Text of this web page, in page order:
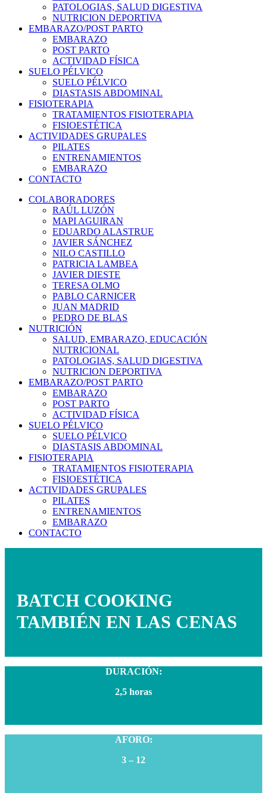
PATOLOGIAS, SALUD DIGESTIVA
NUTRICION DEPORTIVA
EMBARAZO/POST PARTO
EMBARAZO
POST PARTO
ACTIVIDAD FÍSICA
SUELO PÉLVICO
SUELO PÉLVICO
DIASTASIS ABDOMINAL
FISIOTERAPIA
TRATAMIENTOS FISIOTERAPIA
FISIOESTÉTICA
ACTIVIDADES GRUPALES
PILATES
ENTRENAMIENTOS
EMBARAZO
CONTACTO
COLABORADORES
RAÚL LUZÓN
MAPI AGUIRAN
EDUARDO ALASTRUE
JAVIER SÁNCHEZ
NILO CASTILLO
PATRICIA LAMBEA
JAVIER DIESTE
TERESA OLMO
PABLO CARNICER
JUAN MADRID
PEDRO DE BLAS
NUTRICIÓN
SALUD, EMBARAZO, EDUCACIÓN
NUTRICIONAL
PATOLOGIAS, SALUD DIGESTIVA
NUTRICION DEPORTIVA
EMBARAZO/POST PARTO
EMBARAZO
POST PARTO
ACTIVIDAD FÍSICA
SUELO PÉLVICO
SUELO PÉLVICO
DIASTASIS ABDOMINAL
FISIOTERAPIA
TRATAMIENTOS FISIOTERAPIA
FISIOESTÉTICA
ACTIVIDADES GRUPALES
PILATES
ENTRENAMIENTOS
EMBARAZO
CONTACTO
BATCH COOKING
TAMBIÉN EN LAS CENAS
DURACIÓN:
2,5 horas
AFORO:
3 – 12